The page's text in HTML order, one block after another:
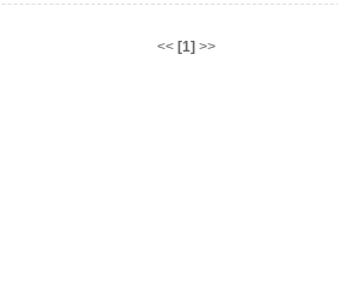
<< [1] >>